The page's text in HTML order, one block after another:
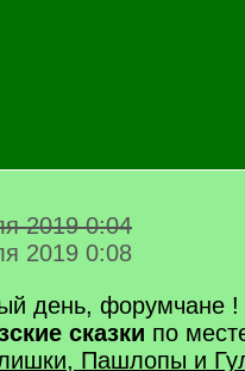
2019 0:04
2019 0:08
день, форумчане !
сказки по
Пашлопы и